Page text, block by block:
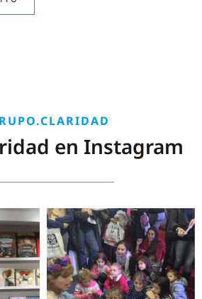
en Instagram